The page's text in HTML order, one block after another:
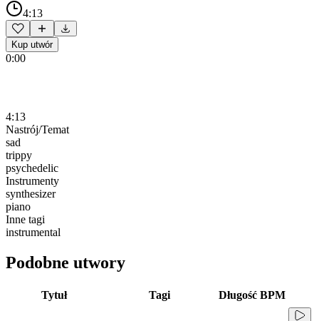
4:13
Kup utwór
0:00
4:13
Nastrój/Temat
sad
trippy
psychedelic
Instrumenty
synthesizer
piano
Inne tagi
instrumental
Podobne utwory
Tytuł Tagi Długość BPM